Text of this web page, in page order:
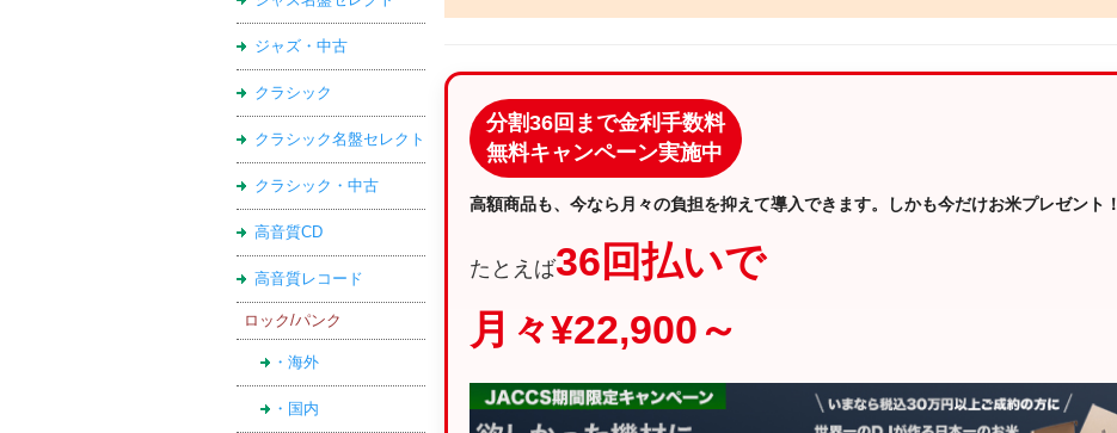
ジャズ・中古
クラシック
クラシック名盤セレクト
クラシック・中古
高音質CD
高音質レコード
ロック/パンク
・海外
・国内
分割36回まで金利手数料
無料キャンペーン実施中
高額商品も、今なら月々の負担を抑えて導入できます。しかも今だけお米プレゼント！
たとえば36回払いで
月々¥22,900～